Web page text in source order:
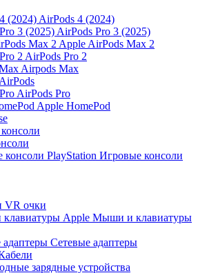
AirPods 4 (2024)
AirPods Pro 3 (2025)
Apple AirPods Max 2
AirPods Pro 2
Airpods Max
AirPods
AirPods Pro
Apple HomePod
Игровые консоли
VR очки
Мыши и клавиатуры
Сетевые адаптеры